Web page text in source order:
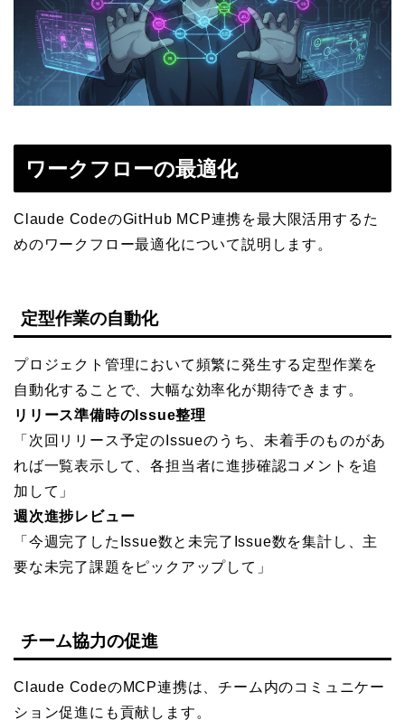
ワークフローの最適化
Claude CodeのGitHub MCP連携を最大限活用するた
めのワークフロー最適化について説明します。
定型作業の自動化
プロジェクト管理において頻繁に発生する定型作業を
自動化することで、大幅な効率化が期待できます。
リリース準備時のIssue整理
「次回リリース予定のIssueのうち、未着手のものがあ
れば一覧表示して、各担当者に進捗確認コメントを追
加して」
週次進捗レビュー
「今週完了したIssue数と未完了Issue数を集計し、主
要な未完了課題をピックアップして」
チーム協力の促進
Claude CodeのMCP連携は、チーム内のコミュニケー
ション促進にも貢献します。